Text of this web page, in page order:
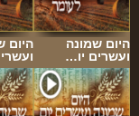
תרומות
שאלות ותשובות
היום
היום שמונה
ועשרים יו…